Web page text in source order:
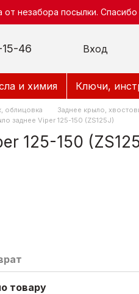
незабора посылки. Спасибо
46 Вход
и химия Ключи,
облицовка
Заднее крыло,
заднее Viper 125-150 (ZS125J)
125-150
товару